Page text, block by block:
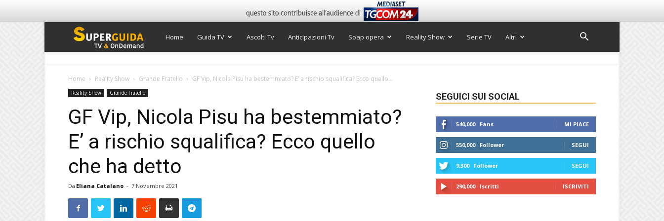
Super
Home Guida TV Ascolti Tv Anticipazioni Tv Soap opera Reality Show Serie TV Altri
Home Reality Show Grande Fratello GF Vip, Nicola Pisu ha bestemmiato? E’ a rischio squalifica? Ecco quello...
Reality Show Grande Fratello
GF Vip, Nicola Pisu ha bestemmiato?
E’ a rischio squalifica? Ecco quello
che ha detto
Da Eliana Catalano - 7 Novembre 2021
SEGUICI SUI SOCIAL
540,000 Fans MI PIACE
550,000 Follower SEGUI
9,300 Follower SEGUI
290,000 Iscritti ISCRIVITI